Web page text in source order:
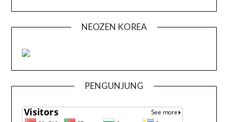
NEOZEN KOREA
PENGUNJUNG